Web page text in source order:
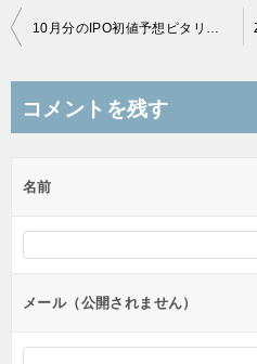
投
ビ
ー
シ
ン
10月分のIPO初値予想ピタリ賞のアマゾンギフト券を送付しました！
コメントを残す
名前
メール（公開されません）